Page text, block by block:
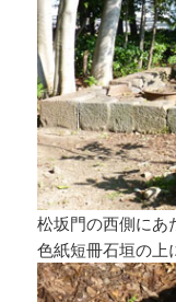
松坂門の西側にあ
色紙短冊石垣の上